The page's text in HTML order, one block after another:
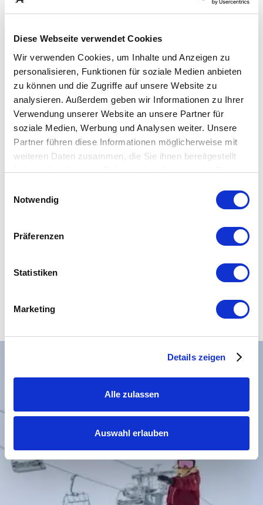
Diese Webseite verwendet Cookies
Wir verwenden Cookies, um Inhalte und Anzeigen zu
personalisieren, Funktionen für soziale Medien anbieten
zu können und die Zugriffe auf unsere Website zu
analysieren. Außerdem geben wir Informationen zu Ihrer
Verwendung unserer Website an unsere Partner für
soziale Medien, Werbung und Analysen weiter. Unsere
Partner führen diese Informationen möglicherweise mit
weiteren Daten zusammen, die Sie ihnen bereitgestellt
haben oder die sie im Rahmen Ihrer Nutzung der Dienste
Notwendig
Präferenzen
Statistiken
Marketing
Details zeigen
Alle zulassen
Auswahl erlauben